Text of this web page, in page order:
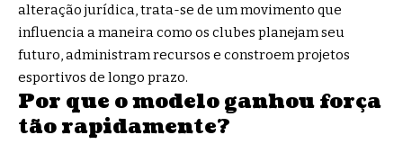
alteração jurídica, trata-se de um movimento que
influencia a maneira como os clubes planejam seu
futuro, administram recursos e constroem projetos
esportivos de longo prazo.
Por que o modelo ganhou força
tão rapidamente?